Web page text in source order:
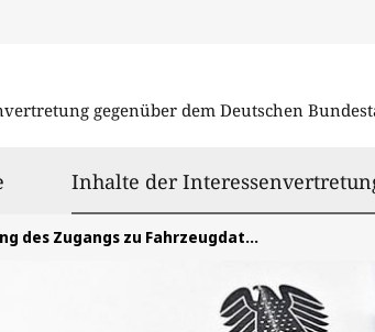
gegenüber dem Deutschen
Inhalte der
zu Fahrzeugdaten im Sinne der Verkehrssicherheit (Mobilitätsdatengesetz)